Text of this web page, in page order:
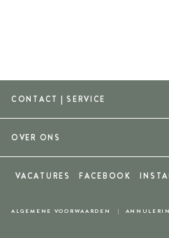
CONTACT | SERVICE
ALGEMENE VOORWAARDEN
OVER ONS
VACATURES FACEBOOK